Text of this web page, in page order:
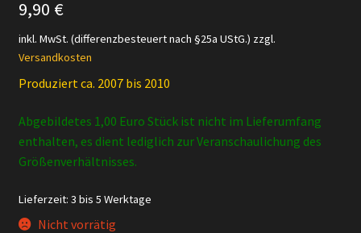
9,90 €
inkl. MwSt. (differenzbesteuert nach §25a UStG.) zzgl.
Versandkosten
Produziert ca. 2007 bis 2010
Abgebildetes 1,00 Euro Stück ist nicht im Lieferumfang
enthalten, es dient lediglich zur Veranschaulichung des
Größenverhältnisses.
Lieferzeit: 3 bis 5 Werktage
Nicht vorrätig